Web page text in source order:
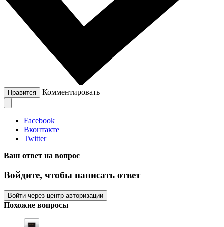
Нравится Комментировать
Facebook
Вконтакте
Twitter
Ваш ответ на вопрос
Войдите, чтобы написать ответ
Войти через центр авторизации
Похожие вопросы